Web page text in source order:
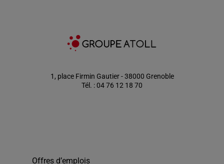
1, place Firmin Gautier - 38000 Grenoble
Tél. : 04 76 12 18 70
Offres d’emplois